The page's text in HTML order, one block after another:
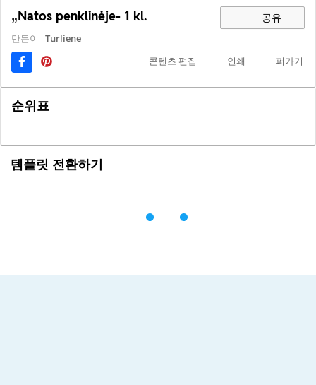
„Natos penklinėje- 1 kl. 공유
만든이
Turliene
콘텐츠 편집
인쇄 퍼가기
순위표
템플릿 전환하기